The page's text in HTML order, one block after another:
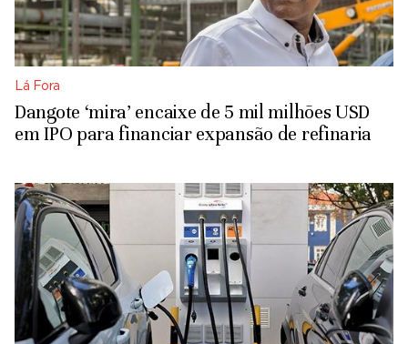
Lá Fora
Dangote ‘mira’ encaixe de 5 mil milhões USD
em IPO para financiar expansão de refinaria